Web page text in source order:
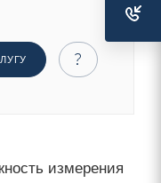
измерения